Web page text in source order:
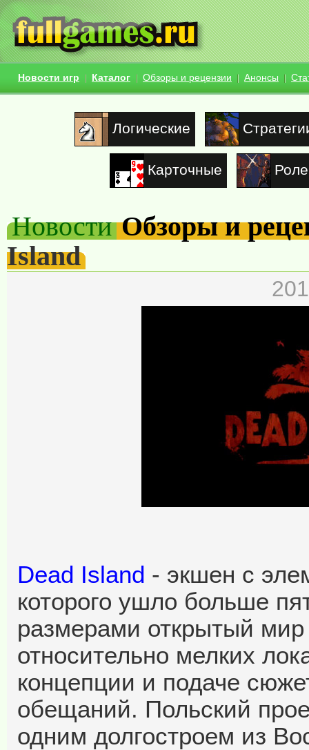
Новости игр Каталог Обзоры и рецензии Анонсы
Логические
Карточные
Новости Обзоры и
Island
Dead Island - экшен с
которого ушло больше
размерами открытый
относительно мелких
концепции и подаче
обещаний. Польский
одним долгостроем из